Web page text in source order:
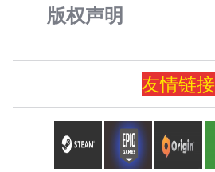
版权声明
友情链接